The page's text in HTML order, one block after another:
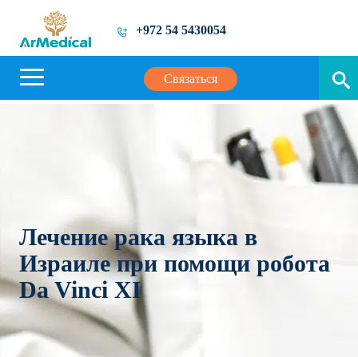
+972 54 5430054
Связаться
Лечение рака языка в
Израиле при помощи робота
Da Vinci XI